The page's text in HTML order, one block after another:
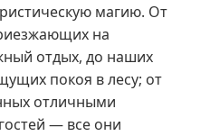
магию. От
на
отдых, до наших
покоя в лесу; от
отличными
— все они